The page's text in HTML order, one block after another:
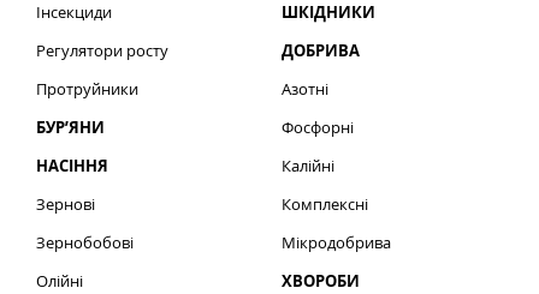
Інсекциди
Регулятори росту
Протруйники
БУР’ЯНИ
НАСІННЯ
Зернові
Зернобобові
Олійні
ШКІДНИКИ
ДОБРИВА
Азотні
Фосфорні
Калійні
Комплексні
Мікродобрива
ХВОРОБИ